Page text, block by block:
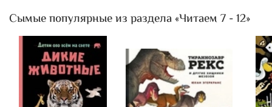
земли, которые завоевал Александр Македонский, и те,
где господствовали римляне; показан путь Моисея в
Ханаан.
В рубрике "Знаешь ли ты?" объясняется, кто такой
пророк, что такое сребреник, почему у храмов сидели
менялы, кто такие апостолы…
Сымые популярные из раздела «Читаем 7 - 12»